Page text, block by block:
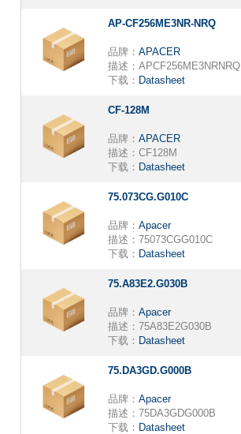
AP-CF256ME3NR-NRQ
品牌： APACER
描述： APCF256ME3NRNRQ
下载： Datasheet
CF-128M
品牌： APACER
描述： CF128M
下载： Datasheet
75.073CG.G010C
品牌： Apacer
描述： 75073CGG010C
下载： Datasheet
75.A83E2.G030B
品牌： Apacer
描述： 75A83E2G030B
下载： Datasheet
75.DA3GD.G000B
品牌： Apacer
描述： 75DA3GDG000B
下载： Datasheet